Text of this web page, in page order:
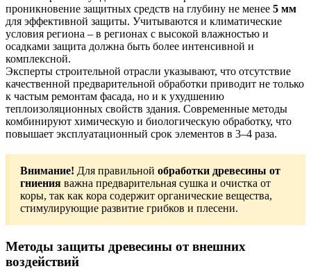
проникновение защитных средств на глубину не менее 5 мм
для эффективной защиты. Учитываются и климатические
условия региона – в регионах с высокой влажностью и
осадками защита должна быть более интенсивной и
комплексной.
Эксперты строительной отрасли указывают, что отсутствие
качественной предварительной обработки приводит не только
к частым ремонтам фасада, но и к ухудшению
теплоизоляционных свойств здания. Современные методы
комбинируют химическую и биологическую обработку, что
повышает эксплуатационный срок элементов в 3–4 раза.
Внимание! Для правильной обработки древесины от
гниения важна предварительная сушка и очистка от
коры, так как кора содержит органические вещества,
стимулирующие развитие грибков и плесени.
Методы защиты древесины от внешних
воздействий